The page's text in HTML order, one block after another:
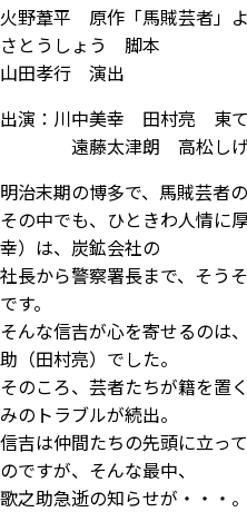
火野葦平 原作「馬賊芸者」
さとうしょう 脚本
山田孝行 演出
出演：川中美幸 田村亮 東
遠藤太津朗 高松しげ
明治末期の博多で、馬賊芸者
その中でも、ひときわ人情に
幸）は、炭鉱会社の
社長から警察署長まで、そう
です。
そんな信吉が心を寄せるのは
助（田村亮）でした。
そのころ、芸者たちが籍を置
みのトラブルが続出。
信吉は仲間たちの先頭に立っ
のですが、そんな最中、
歌之助急逝の知らせが・・・。